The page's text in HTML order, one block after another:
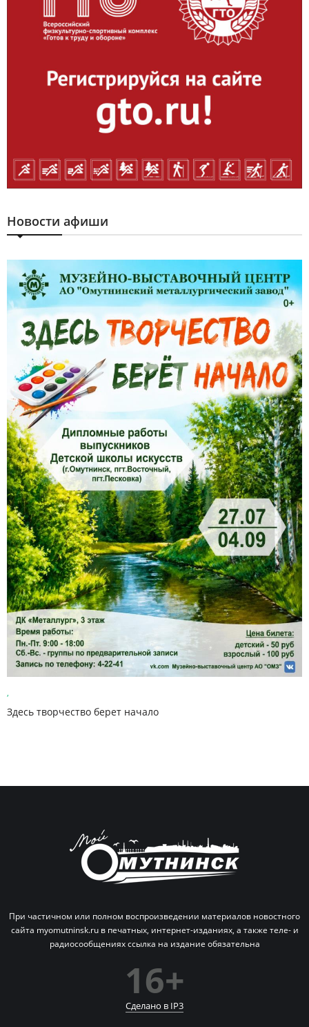
Новости афиши
,
Здесь творчество берет начало
При частичном или полном воспроизведении материалов новостного
сайта myomutninsk.ru в печатных, интернет-изданиях, а также теле- и
радиосообщениях ссылка на издание обязательна
16+
Сделано в IP3